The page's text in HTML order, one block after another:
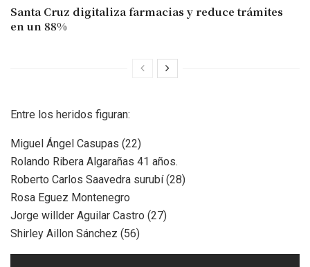
Santa Cruz digitaliza farmacias y reduce trámites
en un 88%
Entre los heridos figuran:
Miguel Ángel Casupas (22)
Rolando Ribera Algarañas 41 años.
Roberto Carlos Saavedra surubí (28)
Rosa Eguez Montenegro
Jorge willder Aguilar Castro (27)
Shirley Aillon Sánchez (56)